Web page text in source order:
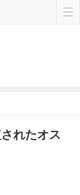
れたオス